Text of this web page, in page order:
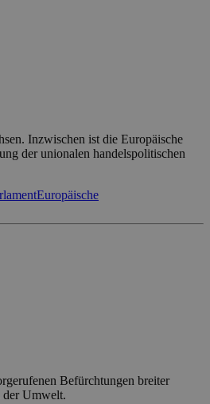
Inzwischen ist die Europäische
der unionalen handelspolitischen
Europäische
Befürchtungen breiter
der Umwelt.